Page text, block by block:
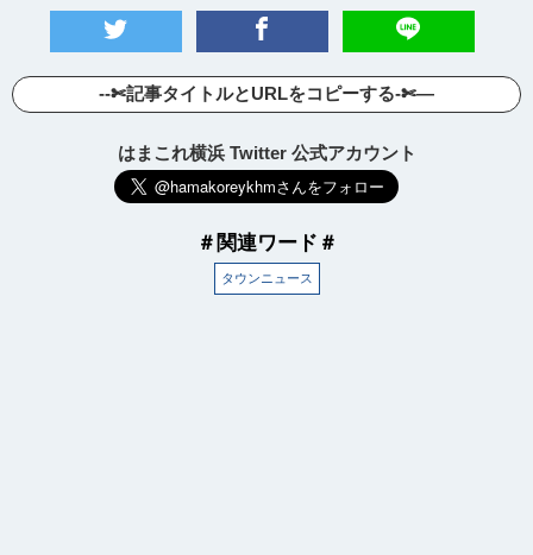
--✄記事タイトルとURLをコピーする-✄—
はまこれ横浜 Twitter 公式アカウント
＃関連ワード＃
タウンニュース